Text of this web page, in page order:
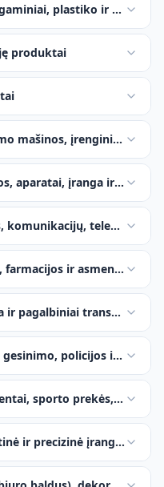
plastiko ir gumos
produktai
mašinos, įrenginiai ir
aparatai, įranga ir
komunikacijų,
farmacijos ir asmens
ir pagalbiniai
gesinimo, policijos ir
sporto prekės,
ir precizinė įranga